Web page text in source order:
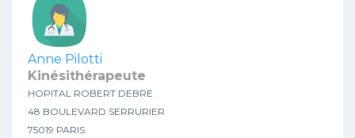
Anne Pilotti
Kinésithérapeute
HOPITAL ROBERT DEBRE
48 BOULEVARD SERRURIER
75019 PARIS